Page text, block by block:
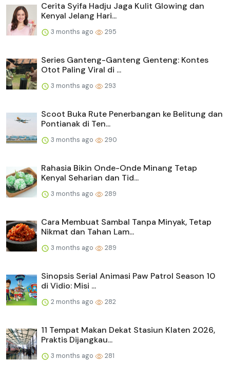
Cerita Syifa Hadju Jaga Kulit Glowing dan
Kenyal Jelang Hari...
3 months ago 295
Series Ganteng-Ganteng Genteng: Kontes
Otot Paling Viral di ...
3 months ago 293
Scoot Buka Rute Penerbangan ke Belitung dan
Pontianak di Ten...
3 months ago 290
Rahasia Bikin Onde-Onde Minang Tetap
Kenyal Seharian dan Tid...
3 months ago 289
Cara Membuat Sambal Tanpa Minyak, Tetap
Nikmat dan Tahan Lam...
3 months ago 289
Sinopsis Serial Animasi Paw Patrol Season 10
di Vidio: Misi ...
2 months ago 282
11 Tempat Makan Dekat Stasiun Klaten 2026,
Praktis Dijangkau...
3 months ago 281